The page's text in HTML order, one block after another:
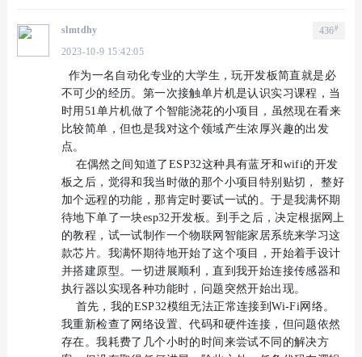
436#
slmtdhy
2023-10-9 15:42:05
作为一名自动化专业的大学生，玩开发板简直就是必
不可少的经历。第一次接触单片机是认识实习课程，当
时用51单片机做了个智能浇花的小项目，虽然现在看来
比较简单，但也是我对这个领域产生浓厚兴趣的出发
点。
在偶然之间知道了ESP32这种具有蓝牙和wifi的开发
板之后，觉得和我当时做的那个小项目特别贴切， 整好
加个远程的功能，那肯定时要试一试的。于是我满怀期
待地下单了一块esp32开发板。到手之后，决定根据网上
的教程，试一试制作一个物联网智能家居系统来学习这
款芯片。我满怀期待地开始了这个项目，开始着手设计
并搭建原型。一切进展顺利，直到我开始连接传感器和
执行器以实现各种功能时，问题突然开始出现。
首先，我的ESP32模组无法正常连接到Wi-Fi网络。
我重新检查了网络设置、代码和硬件连接，但问题依然
存在。我耗费了几个小时的时间来尝试不同的解决方